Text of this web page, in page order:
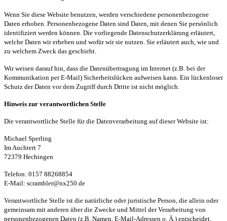
Wenn Sie diese Website benutzen, werden verschiedene personenbezogene
Daten erhoben. Personenbezogene Daten sind Daten, mit denen Sie persönlich
identifiziert werden können. Die vorliegende Datenschutzerklärung erläutert,
welche Daten wir erheben und wofür wir sie nutzen. Sie erläutert auch, wie und
zu welchem Zweck das geschieht.
Wir weisen darauf hin, dass die Datenübertragung im Internet (z.B. bei der
Kommunikation per E-Mail) Sicherheitslücken aufweisen kann. Ein lückenloser
Schutz der Daten vor dem Zugriff durch Dritte ist nicht möglich.
Hinweis zur verantwortlichen Stelle
Die verantwortliche Stelle für die Datenverarbeitung auf dieser Website ist:
Michael Sperling
Im Auchtert 7
72379 Hechingen
Telefon: 0157 88268854
E-Mail: scrambler@nx250.de
Verantwortliche Stelle ist die natürliche oder juristische Person, die allein oder
gemeinsam mit anderen über die Zwecke und Mittel der Verarbeitung von
personenbezogenen Daten (z.B. Namen, E-Mail-Adressen o. Ä.) entscheidet.